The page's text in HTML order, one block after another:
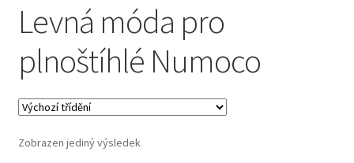
Levná móda pro
plnoštíhlé Numoco
Zobrazen jediný výsledek